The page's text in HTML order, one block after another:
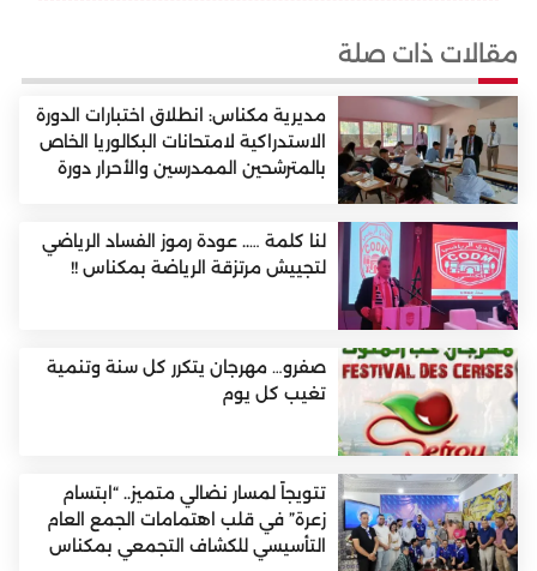
مقالات ذات صلة
مديرية مكناس: انطلاق اختبارات الدورة
الاستدراكية لامتحانات البكالوريا الخاص
بالمترشحين الممدرسين والأحرار دورة
لنا كلمة ….. عودة رموز الفساد الرياضي
لتجييش مرتزقة الرياضة بمكناس !!
صفرو… مهرجان يتكرر كل سنة وتنمية
تغيب كل يوم
تتويجاً لمسار نضالي متميز.. “ابتسام
زعرة” في قلب اهتمامات الجمع العام
التأسيسي للكشاف التجمعي بمكناس